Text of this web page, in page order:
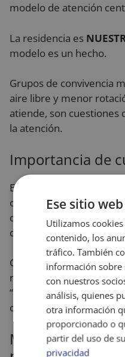
modelo de atención
La residencia es
modelo es un hecho.
Grupos de convivencia
aire libre y menor
atiende, son
la atención.
Importancia de
Es cierto que se han
comienzo de la
que dificultaban incluso
querido.
Como parte positiva de
recalcado la importancia
“despedida” realizando
concretos donde se
Mayor
Ese sitio
Utilizamos
contenido, los
tráfico. También
información sobre
con nuestros
análisis, quienes
otra información
proporcionado o
partir del uso de
privacidad